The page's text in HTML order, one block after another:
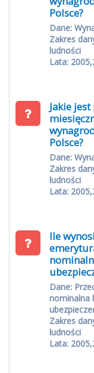
Polsce?
Dane:
Zakres
ludności
Lata:
Jakie
Polsce?
Dane:
Zakres
ludności
Lata:
Ile
Dane:
nominalna
Zakres
ludności
Lata: